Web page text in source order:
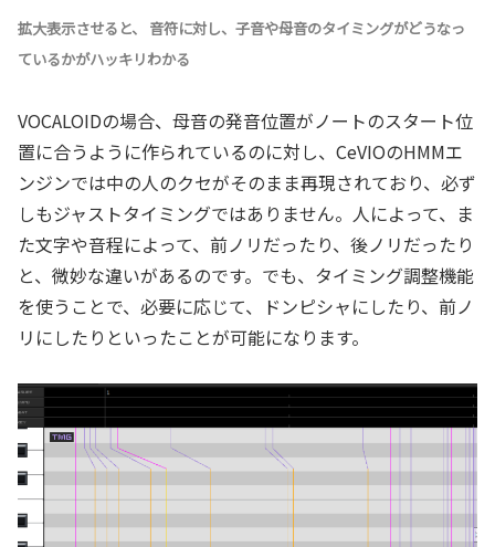
拡大表示させると、 音符に対し、子音や母音のタイミングがどうなっ
ているかがハッキリわかる
VOCALOIDの場合、母音の発音位置がノートのスタート位
置に合うように作られているのに対し、CeVIOのHMMエ
ンジンでは中の人のクセがそのまま再現されており、必ず
しもジャストタイミングではありません。人によって、ま
た文字や音程によって、前ノリだったり、後ノリだったり
と、微妙な違いがあるのです。でも、タイミング調整機能
を使うことで、必要に応じて、ドンピシャにしたり、前ノ
リにしたりといったことが可能になります。